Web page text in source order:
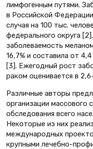
лимфогенным путями.
в Российской
случая на 100 тыс.
федерального округа
заболеваемость
16,7% и составила от
[3]. Ежегодный рост
раком оценивается в
Различные авторы
организации массового
обследования всего
Некоторые из них
международных
крупными лечебно-